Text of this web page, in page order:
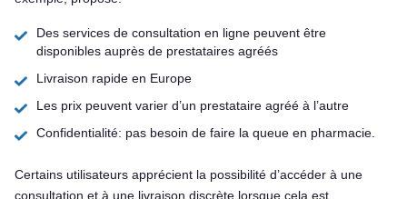
Des services de consultation en ligne peuvent être
disponibles auprès de prestataires agréés
Livraison rapide en Europe
Les prix peuvent varier d’un prestataire agréé à l’autre
Confidentialité: pas besoin de faire la queue en pharmacie.
Certains utilisateurs apprécient la possibilité d’accéder à une
consultation et à une livraison discrète lorsque cela est